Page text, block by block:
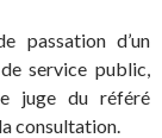
passation d’un
service public,
juge du référé
consultation.